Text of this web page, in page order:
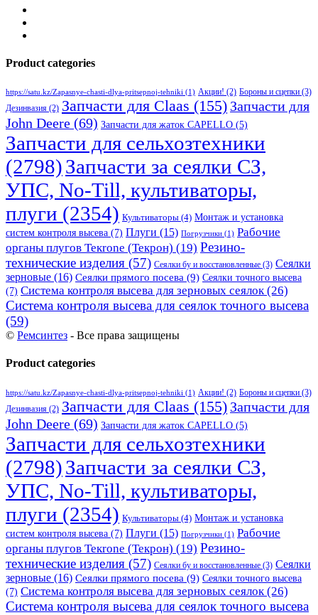
Product categories
https://satu.kz/Zapasnye-chasti-dlya-pritsepnoj-tehniki (1) Акции! (2) Бороны и сцепки (3)
Дезинвазия (2) Запчасти для Claas (155) Запчасти для
John Deere (69) Запчасти для жаток CAPELLO (5)
Запчасти для сельхозтехники
(2798)Запчасти за сеялки СЗ,
УПС, No-Till, культиваторы,
плуги (2354) Культиваторы (4) Монтаж и установка
систем контроля высева (7) Плуги (15) Погрузчики (1) Рабочие
органы плугов Текrоne (Текрон) (19) Резино-
технические изделия (57) Сеялки бу и восстановленные (3) Сеялки
зерновые (16) Сеялки прямого посева (9) Сеялки точного высева
(7) Система контроля высева для зерновых сеялок(26)
Система контроля высева для сеялок точного высева
(59)
© Ремсинтез - Все права защищены
Product categories
https://satu.kz/Zapasnye-chasti-dlya-pritsepnoj-tehniki (1) Акции! (2) Бороны и сцепки (3)
Дезинвазия (2) Запчасти для Claas (155) Запчасти для
John Deere (69) Запчасти для жаток CAPELLO (5)
Запчасти для сельхозтехники
(2798)Запчасти за сеялки СЗ,
УПС, No-Till, культиваторы,
плуги (2354) Культиваторы (4) Монтаж и установка
систем контроля высева (7) Плуги (15) Погрузчики (1) Рабочие
органы плугов Текrоne (Текрон) (19) Резино-
технические изделия (57) Сеялки бу и восстановленные (3) Сеялки
зерновые (16) Сеялки прямого посева (9) Сеялки точного высева
(7) Система контроля высева для зерновых сеялок (26)
Система контроля высева для сеялок точного высева